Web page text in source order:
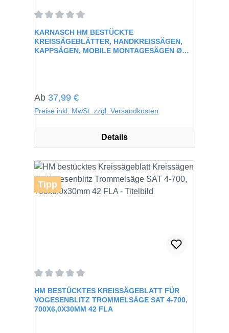
Durchschnittliche Bewertung von 0 von 5 Sternen
KARNASCH HM BESTÜCKTE
KREISSÄGEBLÄTTER, HANDKREISSÄGEN,
KAPPSÄGEN, MOBILE MONTAGESÄGEN Ø
Regulärer Preis:
Ab 37,99 €
Preise inkl. MwSt. zzgl. Versandkosten
Details
Tipp
Durchschnittliche Bewertung von 0 von 5 Sternen
HM BESTÜCKTES KREISSÄGEBLATT FÜR
VOGESENBLITZ TROMMELSÄGE SAT 4-700,
700X6,0X30MM 42 FLA